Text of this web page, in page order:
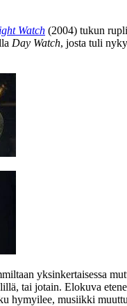
Watch (2004) tukun
Day Watch, josta tuli
yksinkertaisessa
tai jotain. Elokuva
hymyilee, musiikki